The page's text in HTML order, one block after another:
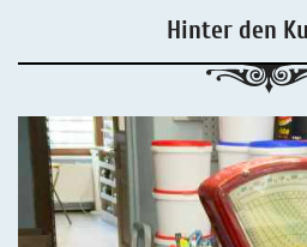
Hinter den